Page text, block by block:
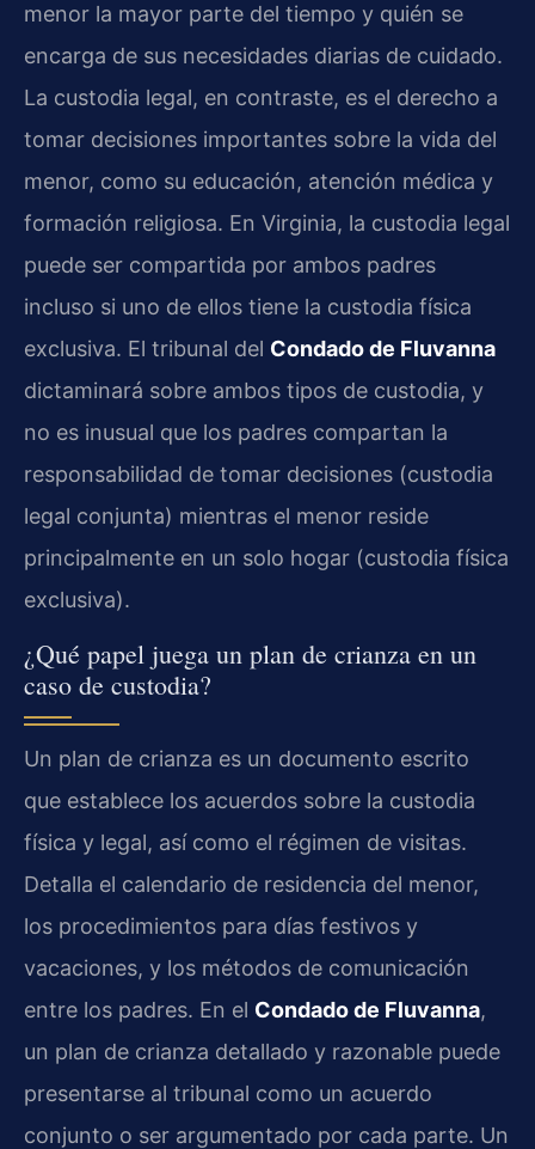
menor la mayor parte del tiempo y quién se
encarga de sus necesidades diarias de cuidado.
La custodia legal, en contraste, es el derecho a
tomar decisiones importantes sobre la vida del
menor, como su educación, atención médica y
formación religiosa. En Virginia, la custodia legal
puede ser compartida por ambos padres
incluso si uno de ellos tiene la custodia física
exclusiva. El tribunal del Condado de Fluvanna
dictaminará sobre ambos tipos de custodia, y
no es inusual que los padres compartan la
responsabilidad de tomar decisiones (custodia
legal conjunta) mientras el menor reside
principalmente en un solo hogar (custodia física
exclusiva).
¿Qué papel juega un plan de crianza en un
caso de custodia?
Un plan de crianza es un documento escrito
que establece los acuerdos sobre la custodia
física y legal, así como el régimen de visitas.
Detalla el calendario de residencia del menor,
los procedimientos para días festivos y
vacaciones, y los métodos de comunicación
entre los padres. En el Condado de Fluvanna,
un plan de crianza detallado y razonable puede
presentarse al tribunal como un acuerdo
conjunto o ser argumentado por cada parte. Un